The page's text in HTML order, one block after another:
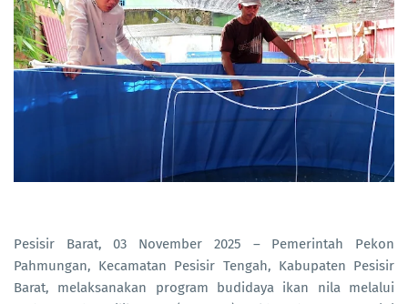
Pesisir Barat, 03 November 2025 – Pemerintah Pekon
Pahmungan, Kecamatan Pesisir Tengah, Kabupaten Pesisir
Barat, melaksanakan program budidaya ikan nila melalui